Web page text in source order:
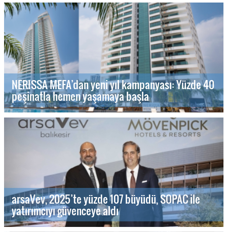
NERISSA MEFA’dan yeni yıl kampanyası: Yüzde 40
peşinatla hemen yaşamaya başla
arsaVev, 2025’te yüzde 107 büyüdü, SOPAC ile
yatırımcıyı güvenceye aldı